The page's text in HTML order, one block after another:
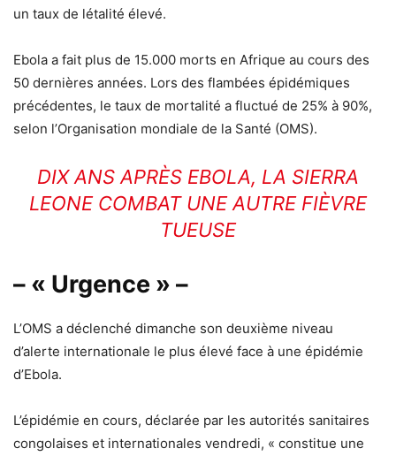
un taux de létalité élevé.
Ebola a fait plus de 15.000 morts en Afrique au cours des
50 dernières années. Lors des flambées épidémiques
précédentes, le taux de mortalité a fluctué de 25% à 90%,
selon l’Organisation mondiale de la Santé (OMS).
DIX ANS APRÈS EBOLA, LA SIERRA
LEONE COMBAT UNE AUTRE FIÈVRE
TUEUSE
– « Urgence » –
L’OMS a déclenché dimanche son deuxième niveau
d’alerte internationale le plus élevé face à une épidémie
d’Ebola.
L’épidémie en cours, déclarée par les autorités sanitaires
congolaises et internationales vendredi, « constitue une